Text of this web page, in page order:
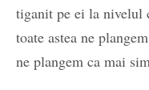
tiganit pe ei la nivelul
toate astea ne
ne plangem ca mai